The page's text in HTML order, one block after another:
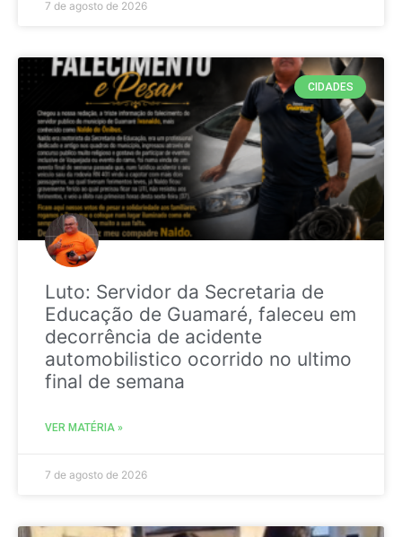
7 de agosto de 2026
CIDADES
Luto: Servidor da Secretaria de
Educação de Guamaré, faleceu em
decorrência de acidente
automobilistico ocorrido no ultimo
final de semana
VER MATÉRIA »
7 de agosto de 2026